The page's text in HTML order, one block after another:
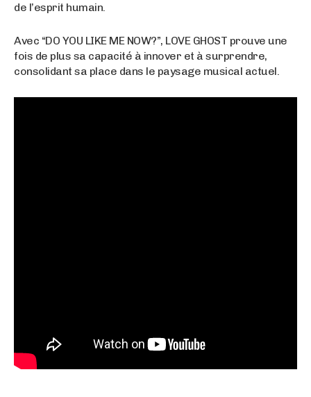
de l’esprit humain.
Avec “DO YOU LIKE ME NOW?”, LOVE GHOST prouve une
fois de plus sa capacité à innover et à surprendre,
consolidant sa place dans le paysage musical actuel.